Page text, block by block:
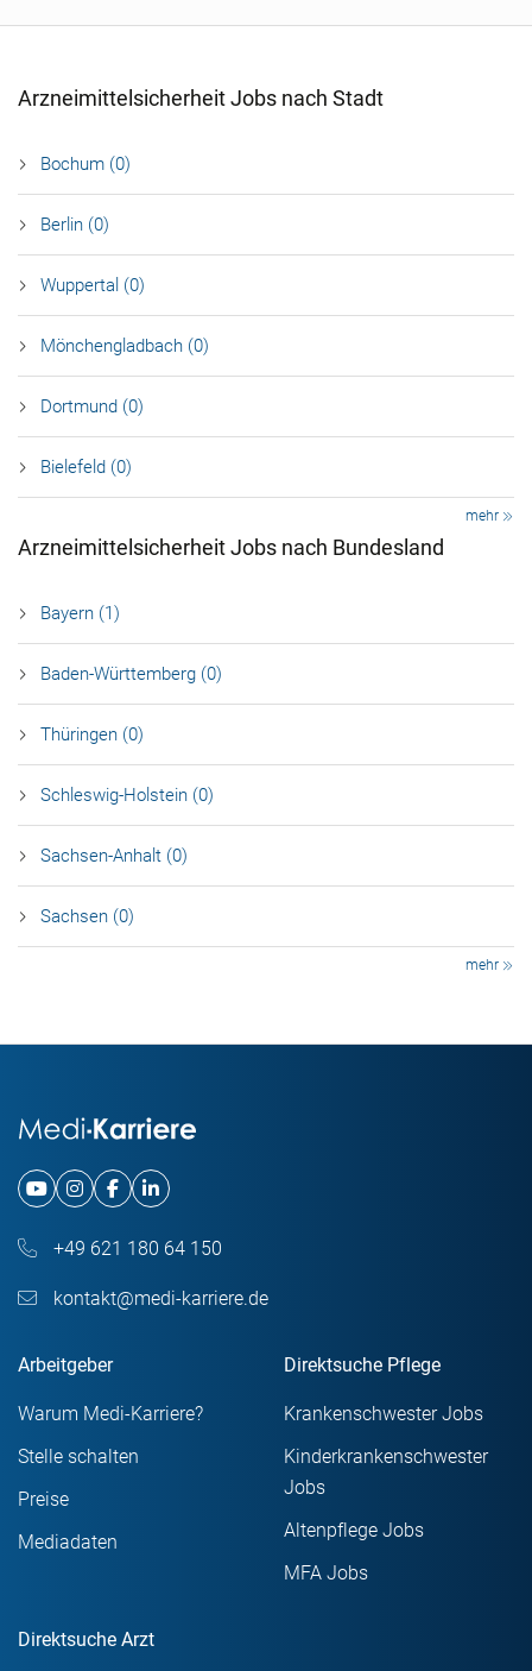
Arzneimittelsicherheit Jobs nach Stadt
Bochum (0)
Berlin (0)
Wuppertal (0)
Mönchengladbach (0)
Dortmund (0)
Bielefeld (0)
mehr
Arzneimittelsicherheit Jobs nach Bundesland
Bayern (1)
Baden-Württemberg (0)
Thüringen (0)
Schleswig-Holstein (0)
Sachsen-Anhalt (0)
Sachsen (0)
mehr
+49 621 180 64 150
kontakt@medi-karriere.de
Arbeitgeber
Warum Medi-Karriere?
Stelle schalten
Preise
Mediadaten
Direktsuche Pflege
Krankenschwester Jobs
Kinderkrankenschwester
Jobs
Altenpflege Jobs
MFA Jobs
Direktsuche Arzt